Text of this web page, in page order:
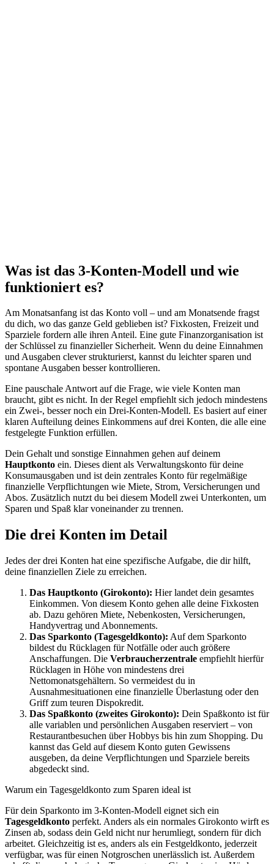
Was ist das 3-Konten-Modell und wie
funktioniert es?
Am Monatsanfang ist das Konto voll – und am Monatsende fragst
du dich, wo das ganze Geld geblieben ist? Fixkosten, Freizeit und
Sparziele fordern alle ihren Anteil. Eine gute Finanzorganisation ist
der Schlüssel zu finanzieller Sicherheit. Wenn du deine Einnahmen
und Ausgaben clever strukturierst, kannst du leichter sparen und
spontane Ausgaben besser kontrollieren.
Eine pauschale Antwort auf die Frage, wie viele Konten man
braucht, gibt es nicht. In der Regel empfiehlt sich jedoch mindestens
ein Zwei-, besser noch ein Drei-Konten-Modell. Es basiert auf einer
klaren Aufteilung deines Einkommens auf drei Konten, die alle eine
festgelegte Funktion erfüllen.
Dein Gehalt und sonstige Einnahmen gehen auf deinem
Hauptkonto ein. Dieses dient als Verwaltungskonto für deine
Konsumausgaben und ist dein zentrales Konto für regelmäßige
finanzielle Verpflichtungen wie Miete, Strom, Versicherungen und
Abos. Zusätzlich nutzt du bei diesem Modell zwei Unterkonten, um
Sparen und Spaß klar voneinander zu trennen.
Die drei Konten im Detail
Jedes der drei Konten hat eine spezifische Aufgabe, die dir hilft,
deine finanziellen Ziele zu erreichen.
Das Hauptkonto (Girokonto): Hier landet dein gesamtes
Einkommen. Von diesem Konto gehen alle deine Fixkosten
ab. Dazu gehören Miete, Nebenkosten, Versicherungen,
Handyvertrag und Abonnements.
Das Sparkonto (Tagesgeldkonto): Auf dem Sparkonto
bildest du Rücklagen für Notfälle oder auch größere
Anschaffungen. Die Verbraucherzentrale empfiehlt hierfür
Rücklagen in Höhe von mindestens drei
Nettomonatsgehältern. So vermeidest du in
Ausnahmesituationen eine finanzielle Überlastung oder den
Griff zum teuren Dispokredit.
Das Spaßkonto (zweites Girokonto): Dein Spaßkonto ist für
alle variablen und persönlichen Ausgaben reserviert – von
Restaurantbesuchen über Hobbys bis hin zum Shopping. Du
kannst das Geld auf diesem Konto guten Gewissens
ausgeben, da deine Verpflichtungen und Sparziele bereits
abgedeckt sind.
Warum ein Tagesgeldkonto zum Sparen ideal ist
Für dein Sparkonto im 3-Konten-Modell eignet sich ein
Tagesgeldkonto perfekt. Anders als ein normales Girokonto wirft es
Zinsen ab, sodass dein Geld nicht nur herumliegt, sondern für dich
arbeitet. Gleichzeitig ist es, anders als ein Festgeldkonto, jederzeit
verfügbar, was für einen Notgroschen unerlässlich ist. Außerdem